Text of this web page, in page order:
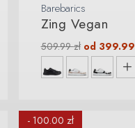
Barebarics
Zing Vegan
509.99zł od 399.99
- 100.00 zł